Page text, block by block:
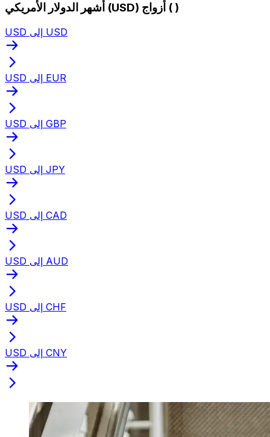
أشهر الدولار الأمريكي (USD) أزواج ( )
USD إلى USD
USD إلى EUR
USD إلى GBP
USD إلى JPY
USD إلى CAD
USD إلى AUD
USD إلى CHF
USD إلى CNY